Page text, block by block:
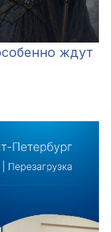
ждут